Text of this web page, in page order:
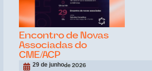
Encontro de Novas
Associadas do
CME/ACP
29 de junhode 2026